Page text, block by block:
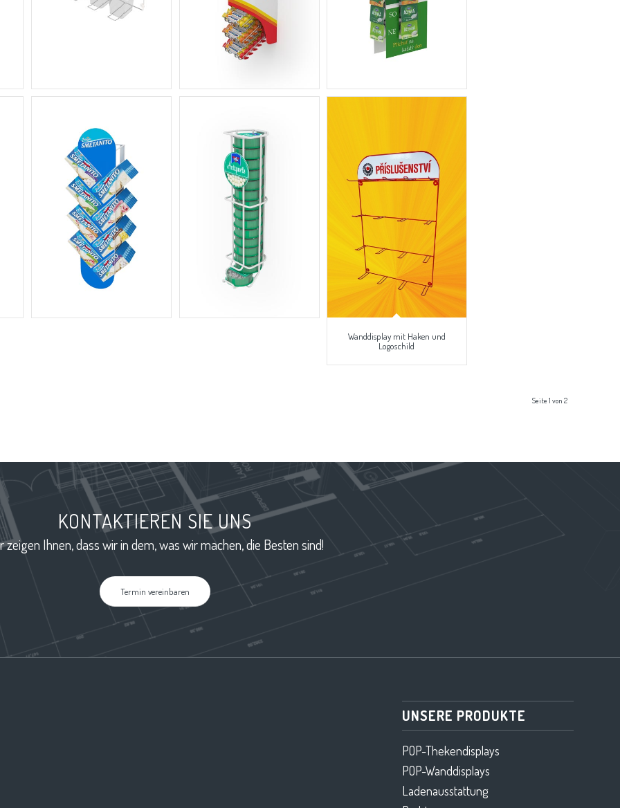
Wanddisplay mit Haken und
Logoschild
Seite 1 von 2
KONTAKTIEREN SIE UNS
zeigen Ihnen, dass wir in dem, was wir machen, die Besten sind!
Termin vereinbaren
UNSERE PRODUKTE
POP-Thekendisplays
POP-Wanddisplays
Ladenausstattung